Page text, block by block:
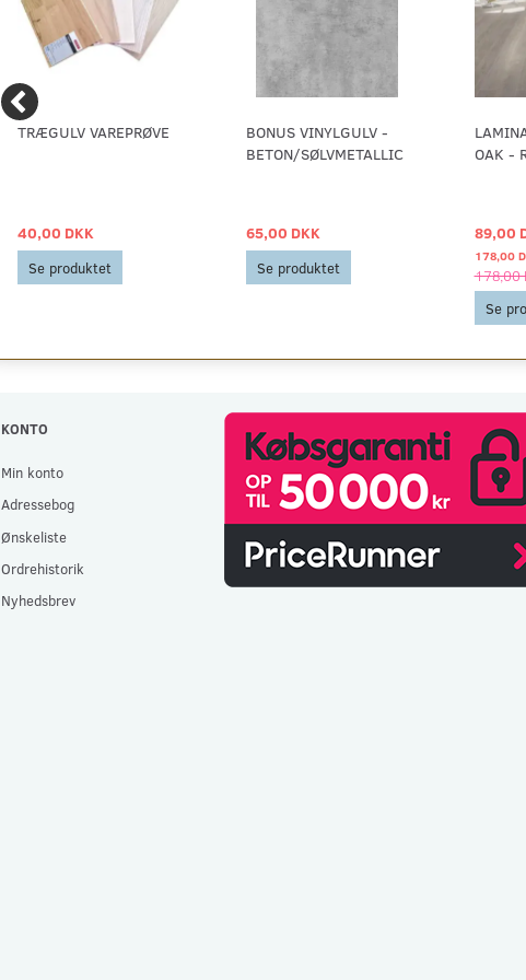
TRÆGULV VAREPRØVE
40,00 DKK
Se produktet
BONUS VINYLGULV -
BETON/SØLVMETALLIC
65,00 DKK
Se produktet
OAK -
89,00
178,00
178,00
Se
KONTO
Min konto
Adressebog
Ønskeliste
Ordrehistorik
Nyhedsbrev